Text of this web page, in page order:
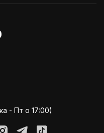
- Пт о 17:00)